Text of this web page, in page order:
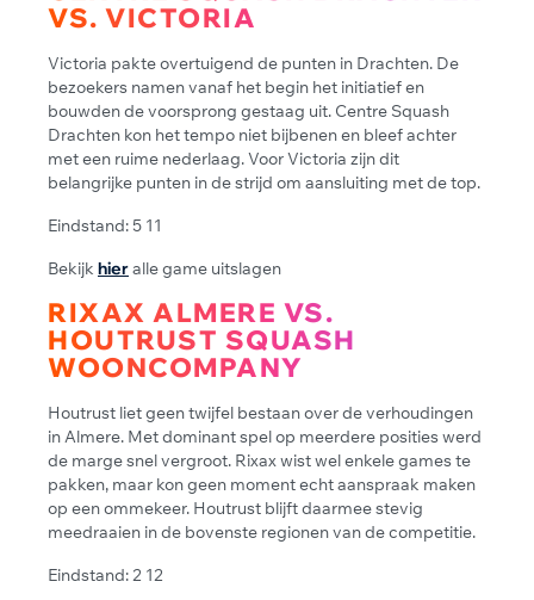
VS. VICTORIA
Victoria pakte overtuigend de punten in Drachten. De
bezoekers namen vanaf het begin het initiatief en
bouwden de voorsprong gestaag uit. Centre Squash
Drachten kon het tempo niet bijbenen en bleef achter
met een ruime nederlaag. Voor Victoria zijn dit
belangrijke punten in de strijd om aansluiting met de top.
Eindstand: 5 11
Bekijk hieralle game uitslagen
RIXAX ALMERE VS.
HOUTRUST SQUASH
WOONCOMPANY
Houtrust liet geen twijfel bestaan over de verhoudingen
in Almere. Met dominant spel op meerdere posities werd
de marge snel vergroot. Rixax wist wel enkele games te
pakken, maar kon geen moment echt aanspraak maken
op een ommekeer. Houtrust blijft daarmee stevig
meedraaien in de bovenste regionen van de competitie.
Eindstand: 2 12